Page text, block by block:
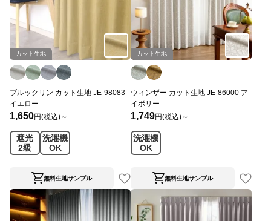
カット生地
ブルックリン カット生地 JE-98083
イエロー
1,650円(税込)～
遮光
2級
洗濯機
OK
無料生地サンプル
カット生地
ウィンザー カット生地 JE-86000 ア
イボリー
1,749円(税込)～
洗濯機
OK
無料生地サンプル